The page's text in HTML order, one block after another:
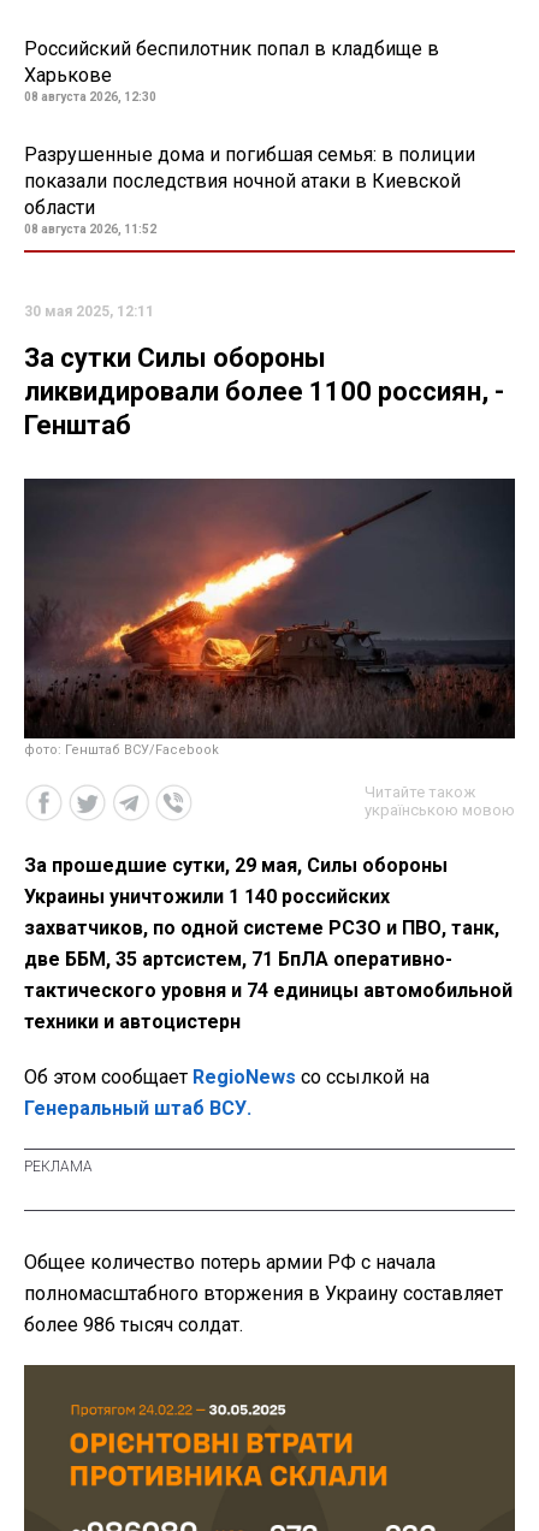
Российский беспилотник попал в кладбище в
Харькове
08 августа 2026, 12:30
Разрушенные дома и погибшая семья: в полиции
показали последствия ночной атаки в Киевской
области
08 августа 2026, 11:52
30 мая 2025, 12:11
За сутки Силы обороны
ликвидировали более 1100 россиян, -
Генштаб
фото: Генштаб ВСУ/Facebook
Читайте також
українською мовою
За прошедшие сутки, 29 мая, Силы обороны
Украины уничтожили 1 140 российских
захватчиков, по одной системе РСЗО и ПВО, танк,
две ББМ, 35 артсистем, 71 БпЛА оперативно-
тактического уровня и 74 единицы автомобильной
техники и автоцистерн
Об этом сообщает RegioNews со ссылкой на
Генеральный штаб ВСУ.
Общее количество потерь армии РФ с начала
полномасштабного вторжения в Украину составляет
более 986 тысяч солдат.